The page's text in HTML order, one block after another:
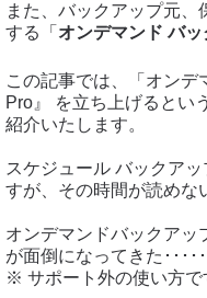
また、バックアップ元
する「 オンデマンド バ
この記事では、「オンデ
Pro』 を立ち上げるとい
紹介いたします。
スケジュール バックア
すが、その時間が読めな
オンデマンドバックアッ
が面倒になってきた････
※ サポート外の使い方で